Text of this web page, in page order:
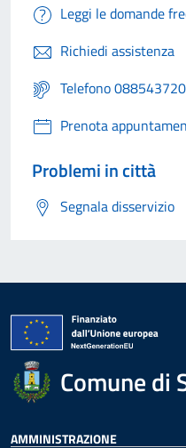
Leggi le domande
Richiedi assistenza
Telefono
Prenota
Problemi in città
Segnala disservizio
Comune di
AMMINISTRAZIONE